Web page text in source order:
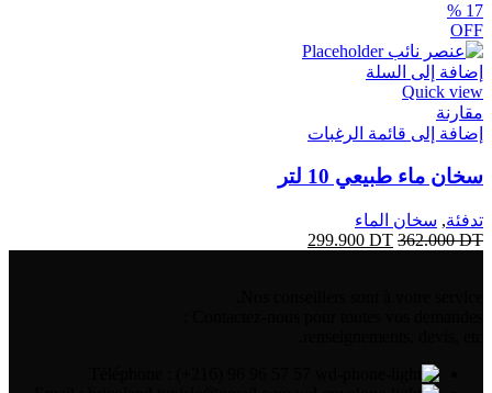
17
%
OFF
إضافة إلى السلة
Quick view
مقارنة
إضافة إلى قائمة الرغبات
سخان ماء طبيعي 10 لتر
تدفئة, سخان الماء
362.000DT
299.900 DT